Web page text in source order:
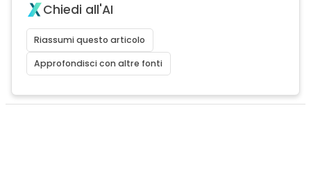
Chiedi all'AI
Riassumi questo articolo
Approfondisci con altre fonti